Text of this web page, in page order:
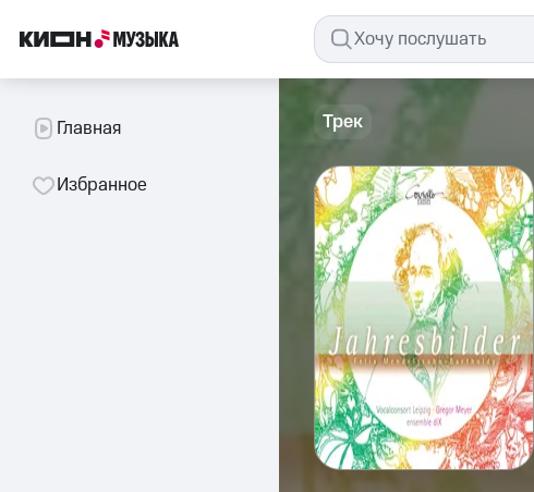
Главная
Избранное
Трек